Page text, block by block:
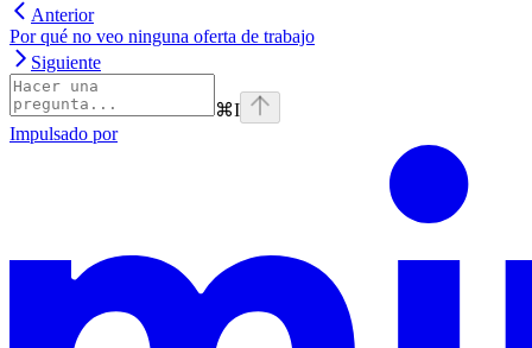
Anterior
Por qué no veo ninguna oferta de trabajo
Siguiente
⌘I
Impulsado por